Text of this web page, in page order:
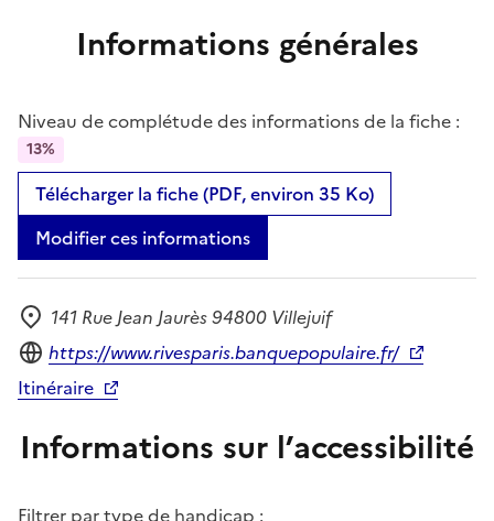
Informations générales
Niveau de complétude des informations de la fiche :
13%
Télécharger la fiche (PDF, environ 35 Ko)
Modifier ces informations
Adresse
141 Rue Jean Jaurès 94800 Villejuif
Site internet
https://www.rivesparis.banquepopulaire.fr/
Itinéraire
Informations sur l’accessibilité
Filtrer par type de handicap :